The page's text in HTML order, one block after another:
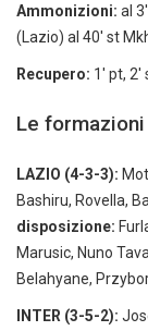
Ammonizioni: al
(Lazio) al 40′ st
Recupero: 1′ pt, 2′
Le
LAZIO (4-3-3):
Bashiru, Rovella,
disposizione:
Marusic, Nuno
Belahyane,
INTER (3-5-2):